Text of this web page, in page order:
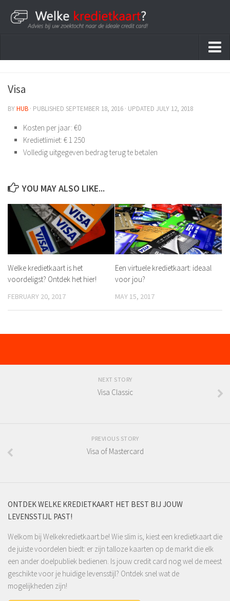
Kredietkaarten
Visa
BYHUB · PUBLISHED SEPTEMBER 18, 2016 · UPDATED JULY 12, 2018
Kosten per jaar: €0
Kredietlimiet: € 1 250
Volledig uitgegeven bedrag terug te betalen
YOU MAY ALSO LIKE...
Welke kredietkaart is het
voordeligst? Ontdek het hier!
FEBRUARY 20, 2017
Een virtuele kredietkaart: ideaal
voor jou?
MAY 15, 2017
NEXT STORY
Visa Classic
PREVIOUS STORY
Visa of Mastercard
ONTDEK WELKE KREDIETKAART HET BEST BIJ JOUW
LEVENSSTIJL PAST!
Welkom bij Welkekredietkaart.be! Wie slim is, kiest een kredietkaart die
de juiste voordelen biedt: er zijn talloze kaarten op de markt die elk
een ander doelpubliek bedienen. Is jouw credit card nog wel de meest
geschikte voor je huidige levensstijl? Ontdek snel wat de
mogelijkheden zijn!